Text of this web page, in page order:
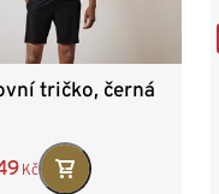
tričko, černá
Kč